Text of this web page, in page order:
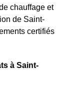
chauffage et
de Saint-
certifiés
à Saint-